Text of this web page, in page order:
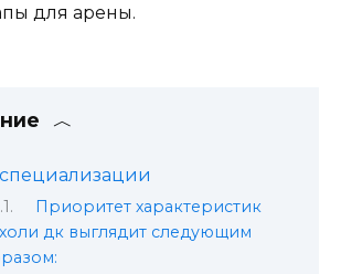
для арены.
Приоритет характеристик
дк выглядит следующим